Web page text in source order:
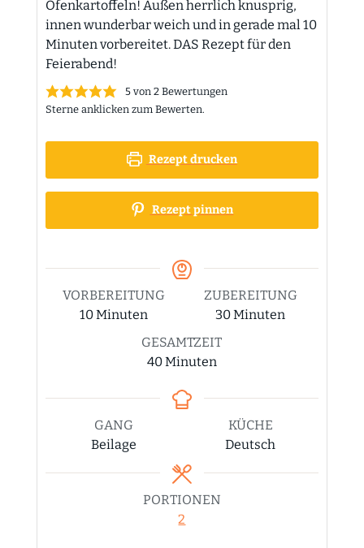
Ofenkartoffeln! Außen herrlich knusprig,
innen wunderbar weich und in gerade mal 10
Minuten vorbereitet. DAS Rezept für den
Feierabend!
5von 2Bewertungen
Sterne anklicken zum Bewerten.
Rezept drucken
Rezept pinnen
VORBEREITUNG
10Minuten
Minuten
ZUBEREITUNG
30Minuten
Minuten
GESAMTZEIT
40Minuten
Minuten
GANG
Beilage
KÜCHE
Deutsch
PORTIONEN
2